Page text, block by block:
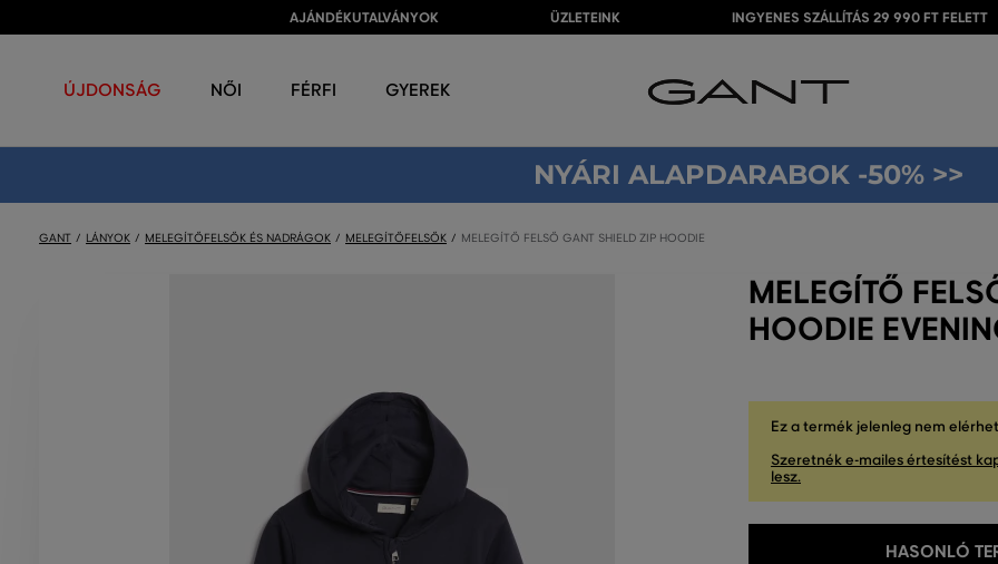
AJÁNDÉKUTALVÁNYOK ÜZLETEINK INGYENES SZÁLLÍTÁS 29 990 FT FELETT
ÚJDONSÁG NŐI FÉRFI GYEREK
NYÁRI ALAPDARABOK -50% >>
GANT LÁNYOK MELEGÍTŐFELSŐK ÉS NADRÁGOK MELEGÍTŐFELSŐK MELEGÍTŐ FELSŐ GANT SHIELD ZIP HOODIE
MELEGÍTŐ
HOODIE
Ez a termék jelenleg nem
Szeretnék e-mailes értesítést
lesz.
HASONLÓ